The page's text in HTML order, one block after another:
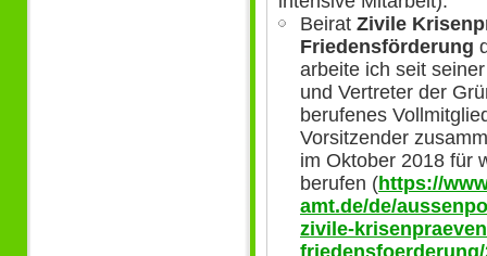
Beirat Zivile
Friedensförderung
arbeite ich seit
und Vertreter der
berufenes
Vorsitzender
im Oktober 2018 für
berufen (https://
amt.de/de/
zivile-
friedensfoerderung/